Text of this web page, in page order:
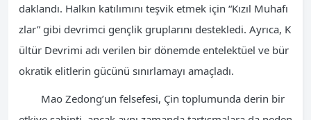
daklandı. Halkın katılımını teşvik etmek için “Kızıl Muhafı
zlar” gibi devrimci gençlik gruplarını destekledi. Ayrıca, K
ültür Devrimi adı verilen bir dönemde entelektüel ve bür
okratik elitlerin gücünü sınırlamayı amaçladı.
Mao Zedong’un felsefesi, Çin toplumunda derin bir